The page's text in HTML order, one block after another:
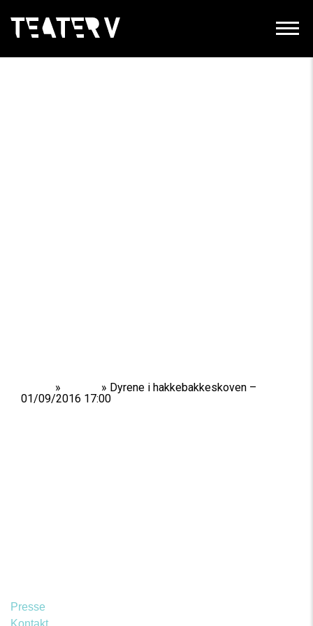
» » Dyrene i hakkebakkeskoven –
01/09/2016 17:00
Presse
Kontakt